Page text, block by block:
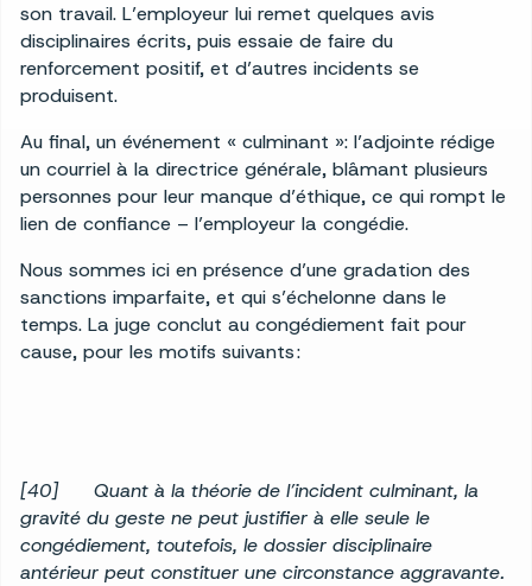
son travail. L’employeur lui remet quelques avis
disciplinaires écrits, puis essaie de faire du
renforcement positif, et d’autres incidents se
produisent.
Au final, un événement « culminant »: l’adjointe rédige
un courriel à la directrice générale, blâmant plusieurs
personnes pour leur manque d’éthique, ce qui rompt le
lien de confiance – l’employeur la congédie.
Nous sommes ici en présence d’une gradation des
sanctions imparfaite, et qui s’échelonne dans le
temps. La juge conclut au congédiement fait pour
cause, pour les motifs suivants :
[40]
Quant à la théorie de l’incident culminant, la
gravité du geste ne peut justifier à elle seule le
congédiement, toutefois, le dossier disciplinaire
antérieur peut constituer une circonstance aggravante.